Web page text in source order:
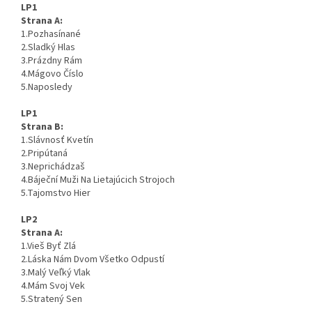
LP1
Strana A:
1.Pozhasínané
2.Sladký Hlas
3.Prázdny Rám
4.Mágovo Číslo
5.Naposledy
LP1
Strana B:
1.Slávnosť Kvetín
2.Pripútaná
3.Neprichádzaš
4.Báječní Muži Na Lietajúcich Strojoch
5.Tajomstvo Hier
LP2
Strana A:
1.Vieš Byť Zlá
2.Láska Nám Dvom Všetko Odpustí
3.Malý Veľký Vlak
4.Mám Svoj Vek
5.Stratený Sen